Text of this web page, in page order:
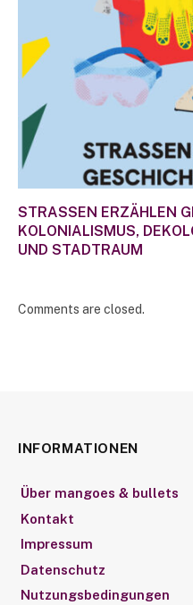
STRASSEN ERZÄHLEN
KOLONIALISMUS,
UND STADTRAUM
Comments are closed.
INFORMATIONEN
Über mangoes & bullets
Kontakt
Impressum
Datenschutz
Nutzungsbedingungen